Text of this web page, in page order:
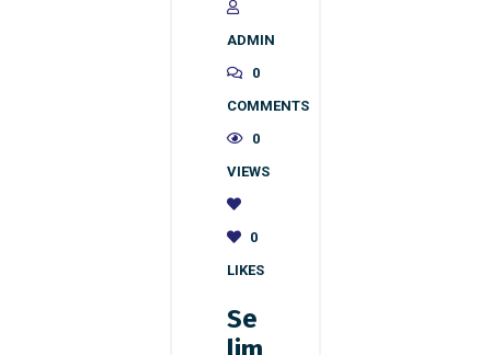
ADMIN
0
COMMENTS
0
VIEWS
0
LIKES
Se